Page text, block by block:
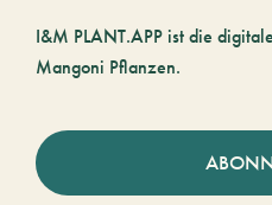
I&M PLANT.APP ist die
Mangoni Pflanzen.